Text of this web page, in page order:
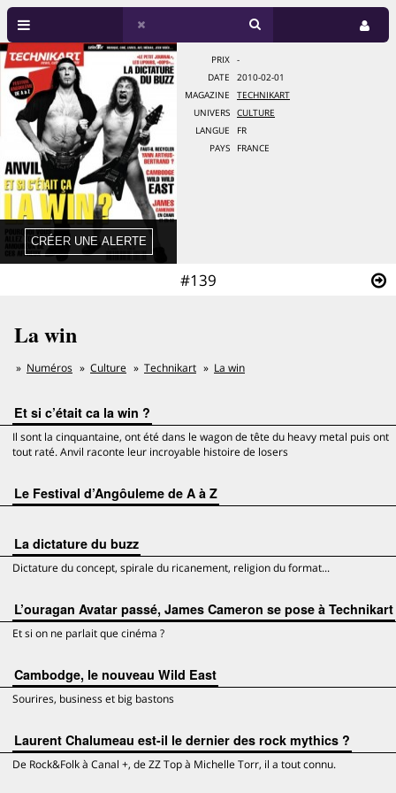
#139
PRIX
-
DATE
2010-02-01
MAGAZINE
TECHNIKART
UNIVERS
CULTURE
LANGUE
FR
PAYS
FRANCE
La win
Numéros Culture Technikart La win
Et si c’était ca la win ?
Il sont la cinquantaine, ont été dans le wagon de tête du heavy metal puis ont
tout raté. Anvil raconte leur incroyable histoire de losers
Le Festival d’Angôuleme de A à Z
La dictature du buzz
Dictature du concept, spirale du ricanement, religion du format...
L’ouragan Avatar passé, James Cameron se pose à Technikart
Et si on ne parlait que cinéma ?
Cambodge, le nouveau Wild East
Sourires, business et big bastons
Laurent Chalumeau est-il le dernier des rock mythics ?
De Rock&Folk à Canal +, de ZZ Top à Michelle Torr, il a tout connu.